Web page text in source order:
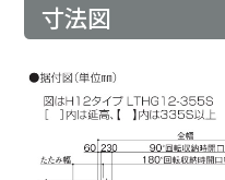
寸法図